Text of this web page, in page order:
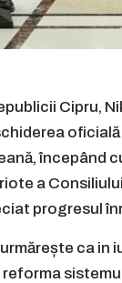
Cipru,
începând
a
progresul
ca in